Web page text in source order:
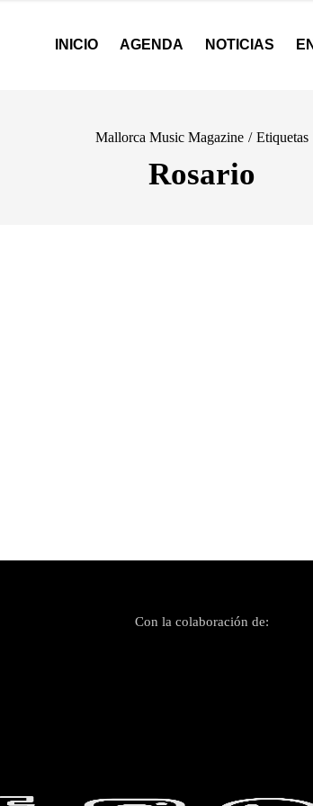
INICIO AGENDA NOTICIAS
Mallorca Music Magazine / Etiquetas
Rosario
Con la colaboración de: